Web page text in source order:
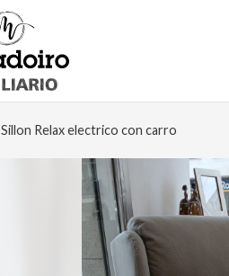
Sillon Relax electrico con carro